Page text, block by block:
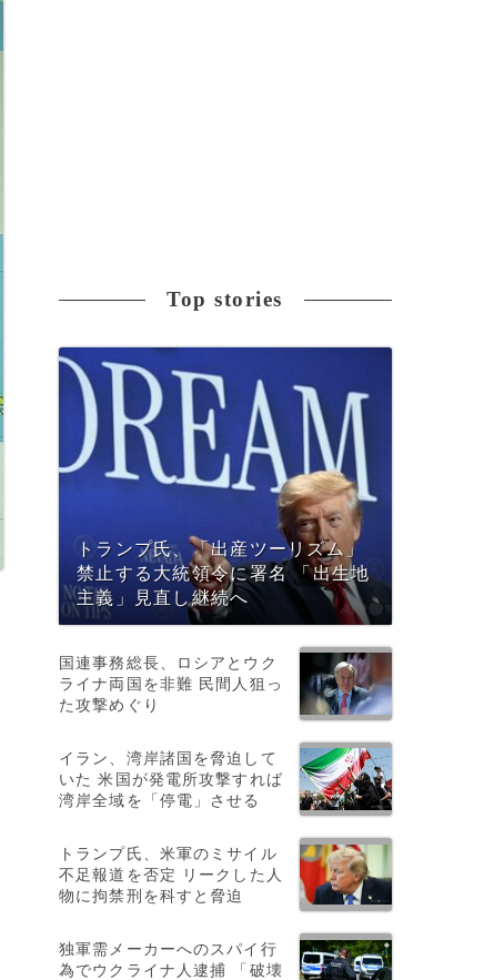
Top stories
トランプ氏、「出産ツーリズム」
禁止する大統領令に署名 「出生地
主義」見直し継続へ
国連事務総長、ロシアとウク
ライナ両国を非難 民間人狙っ
た攻撃めぐり
イラン、湾岸諸国を脅迫して
いた 米国が発電所攻撃すれば
湾岸全域を「停電」させる
トランプ氏、米軍のミサイル
不足報道を否定 リークした人
物に拘禁刑を科すと脅迫
独軍需メーカーへのスパイ行
為でウクライナ人逮捕 「破壊